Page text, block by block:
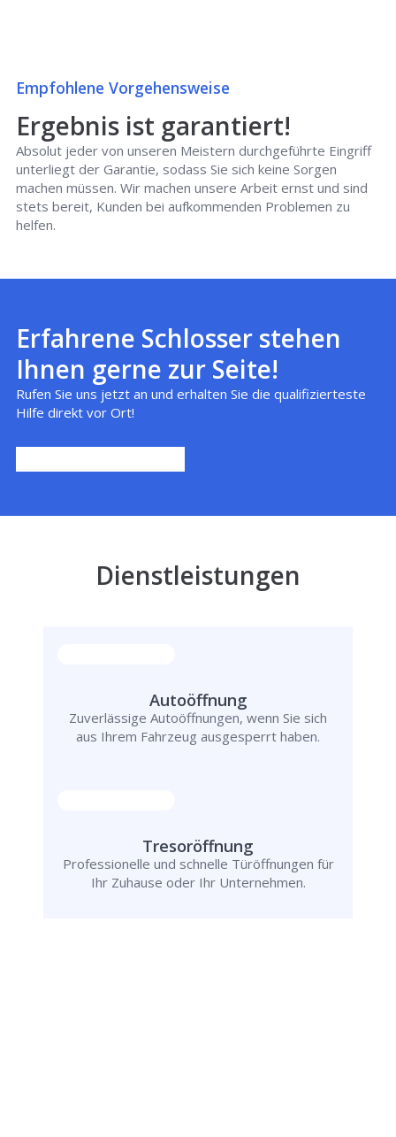
Empfohlene Vorgehensweise
Ergebnis ist garantiert!
Absolut jeder von unseren Meistern durchgeführte Eingriff
unterliegt der Garantie, sodass Sie sich keine Sorgen
machen müssen. Wir machen unsere Arbeit ernst und sind
stets bereit, Kunden bei aufkommenden Problemen zu
helfen.
Erfahrene Schlosser stehen
Ihnen gerne zur Seite!
Rufen Sie uns jetzt an und erhalten Sie die qualifizierteste
Hilfe direkt vor Ort!
Dienstleistungen
Autoöffnung
Zuverlässige Autoöffnungen, wenn Sie sich
aus Ihrem Fahrzeug ausgesperrt haben.
Tresoröffnung
Professionelle und schnelle Türöffnungen für
Ihr Zuhause oder Ihr Unternehmen.